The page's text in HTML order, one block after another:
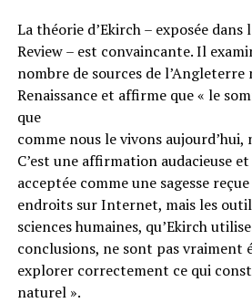
La théorie d’Ekirch – exposée
Review – est convaincante. Il
nombre de sources de l’Angleterre
Renaissance et affirme que « le
que
comme nous le vivons aujourd’hui,
C’est une affirmation audacieuse
acceptée comme une sagesse
endroits sur Internet, mais les
sciences humaines, qu’Ekirch
conclusions, ne sont pas vraiment
explorer correctement ce qui
naturel ».